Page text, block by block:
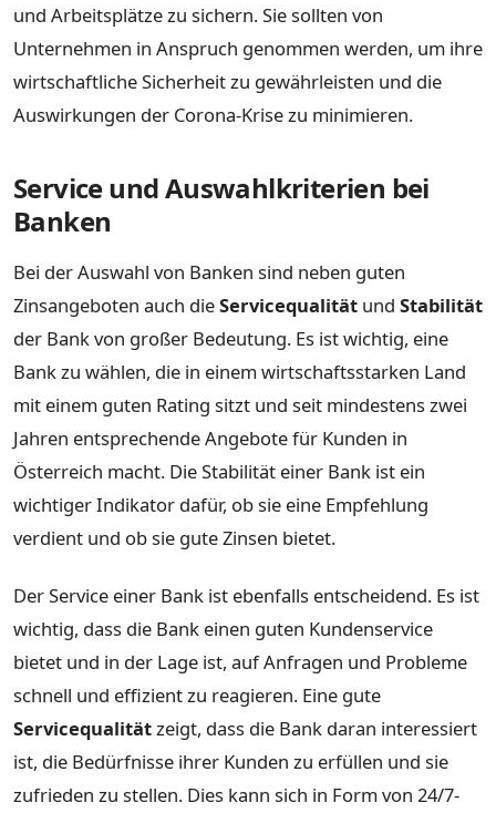
und Arbeitsplätze zu sichern. Sie sollten von
Unternehmen in Anspruch genommen werden, um ihre
wirtschaftliche Sicherheit zu gewährleisten und die
Auswirkungen der Corona-Krise zu minimieren.
Service und Auswahlkriterien bei
Banken
Bei der Auswahl von Banken sind neben guten
Zinsangeboten auch dieServicequalität und Stabilität
der Bank von großer Bedeutung. Es ist wichtig, eine
Bank zu wählen, die in einem wirtschaftsstarken Land
mit einem guten Rating sitzt und seit mindestens zwei
Jahren entsprechende Angebote für Kunden in
Österreich macht. Die Stabilität einer Bank ist ein
wichtiger Indikator dafür, ob sie eine Empfehlung
verdient und ob sie gute Zinsen bietet.
Der Service einer Bank ist ebenfalls entscheidend. Es ist
wichtig, dass die Bank einen guten Kundenservice
bietet und in der Lage ist, auf Anfragen und Probleme
schnell und effizient zu reagieren. Eine gute
Servicequalitätzeigt, dass die Bank daran interessiert
ist, die Bedürfnisse ihrer Kunden zu erfüllen und sie
zufrieden zu stellen. Dies kann sich in Form von 24/7-